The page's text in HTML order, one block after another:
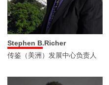
Stephen B.Richer
传鉴（美洲）发展中心负责人